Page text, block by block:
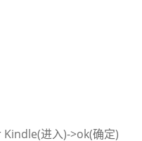
进入)->ok(确定)